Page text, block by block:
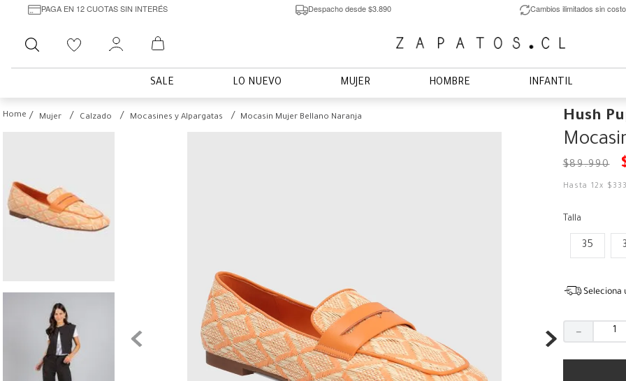
PAGA EN 12 CUOTAS SIN INTERÉS Despacho desde $3.890 Cambios ilimitados sin costo
Buscar
SALE LO NUEVO MUJER HOMBRE INFANTIL
Mujer Calzado Mocasines y Alpargatas Mocasin Mujer Bellano Naranja Hush
$89.990
Hasta 12x $
Talla
35
Seleciona
－